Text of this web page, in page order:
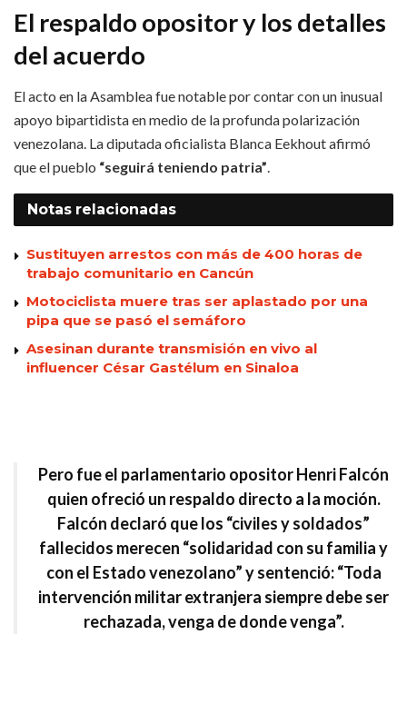
El respaldo opositor y los detalles
del acuerdo
El acto en la Asamblea fue notable por contar con un inusual
apoyo bipartidista en medio de la profunda polarización
venezolana. La diputada oficialista Blanca Eekhout afirmó
que el pueblo “seguirá teniendo patria”
Notas relacionadas
Sustituyen arrestos con más de 400 horas de
trabajo comunitario en Cancún
Motociclista muere tras ser aplastado por una
pipa que se pasó el semáforo
Asesinan durante transmisión en vivo al
influencer César Gastélum en Sinaloa
Pero fue el parlamentario opositorHenri Falcón
quien ofreció un respaldo directo a la moción.
Falcón declaró que los “civiles y soldados”
fallecidos merecen “solidaridad con su familia y
con el Estado venezolano”y sentenció:“Toda
intervención militar extranjera siempre debe ser
rechazada, venga de donde venga”.